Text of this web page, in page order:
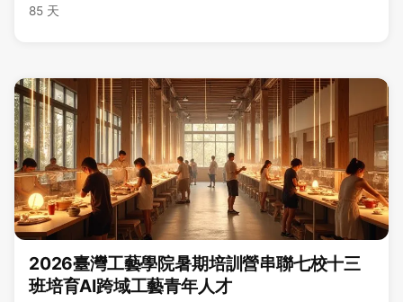
85 天
2026臺灣工藝學院暑期培訓營串聯七校十三
班培育AI跨域工藝青年人才